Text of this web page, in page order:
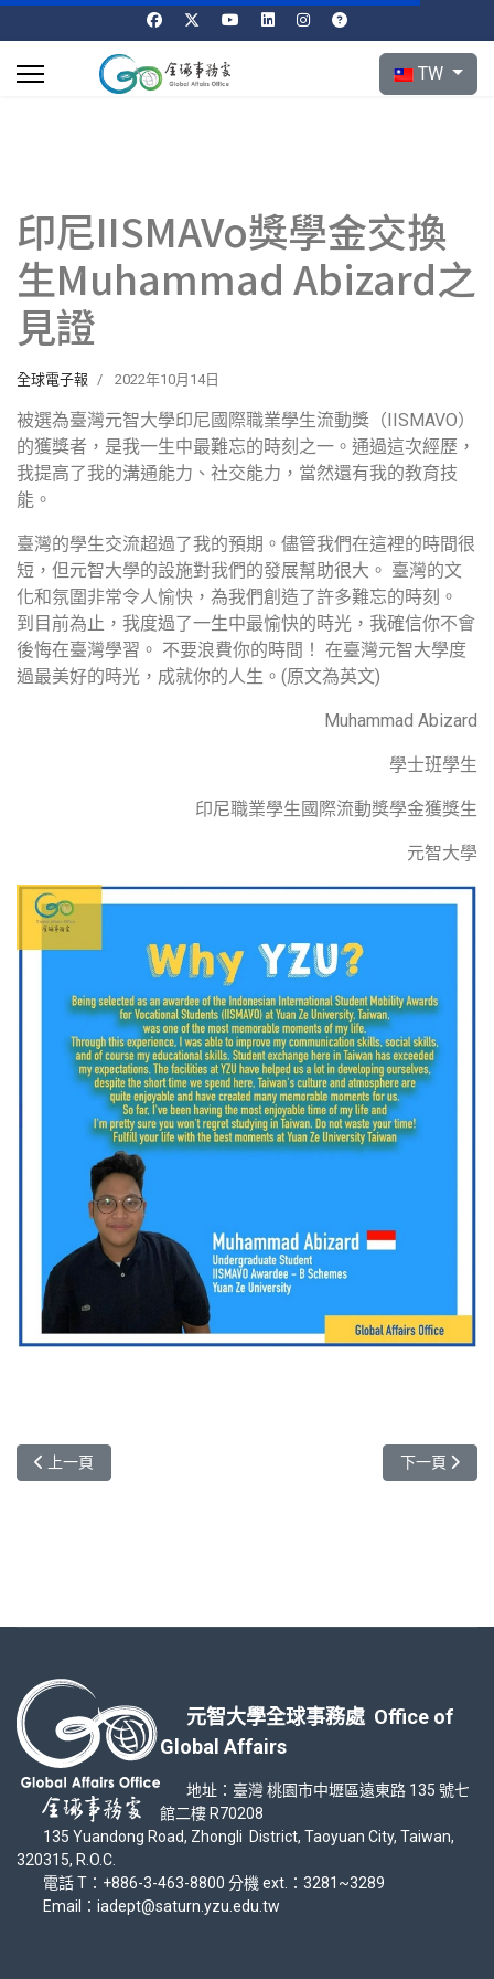
選擇你的語言
TW
印尼IISMAVo獎學金交換
生Muhammad Abizard之
見證
全球電子報 2022年10月14日
被選為臺灣元智大學印尼國際職業學生流動獎（IISMAVO）
的獲獎者，是我一生中最難忘的時刻之一。通過這次經歷，
我提高了我的溝通能力、社交能力，當然還有我的教育技
能。
臺灣的學生交流超過了我的預期。儘管我們在這裡的時間很
短，但元智大學的設施對我們的發展幫助很大。 臺灣的文
化和氛圍非常令人愉快，為我們創造了許多難忘的時刻。
到目前為止，我度過了一生中最愉快的時光，我確信你不會
後悔在臺灣學習。 不要浪費你的時間！ 在臺灣元智大學度
過最美好的時光，成就你的人生。(原文為英文)
Muhammad Abizard
學士班學生
印尼職業學生國際流動獎學金獲獎生
元智大學
上一篇文章: 元智遠志取經 印尼政府資助學生體驗台灣高教與先進產
上一頁 下一篇文章:
下一頁
元智大學全球事務處 Office of
Global Affairs
地址：臺灣 桃園市中壢區遠東路 135 號七
館二樓 R70208
135 Yuandong Road, Zhongli District, Taoyuan City, Taiwan,
320315, R.O.C.
電話 T：+886-3-463-8800 分機 ext.：3281~3289
Email：iadept@saturn.yzu.edu.tw